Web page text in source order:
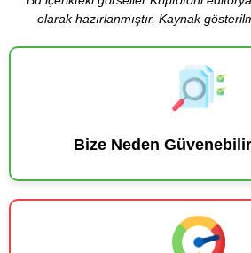
olarak hazırlanmıştır. Kaynak
Bize Neden